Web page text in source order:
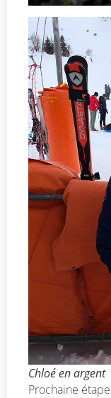
Chloé en argent
Prochaine